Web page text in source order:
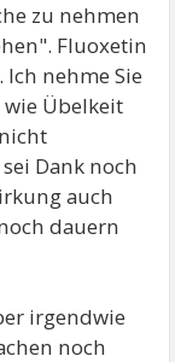
zu nehmen
Fluoxetin
nehme Sie
Übelkeit
Dank noch
auch
dauern
irgendwie
noch